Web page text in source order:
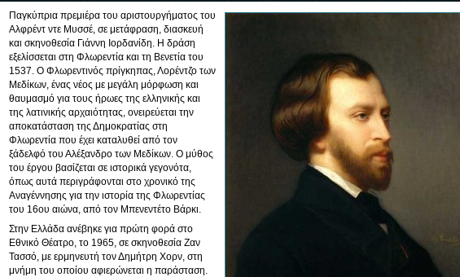
Παγκύπρια πρεμιέρα του αριστουργήματος του
Αλφρέντ ντε Μυσσέ, σε μετάφραση, διασκευή
και σκηνοθεσία Γιάννη Ιορδανίδη. Η δράση
εξελίσσεται στη Φλωρεντία και τη Βενετία του
1537. Ο Φλωρεντινός πρίγκηπας, Λορέντζο των
Μεδίκων, ένας νέος με μεγάλη μόρφωση και
θαυμασμό για τους ήρωες της ελληνικής και
της λατινικής αρχαιότητας, ονειρεύεται την
αποκατάσταση της Δημοκρατίας στη
Φλωρεντία που έχει καταλυθεί από τον
ξάδελφό του Αλέξανδρο των Μεδίκων. Ο μύθος
του έργου βασίζεται σε ιστορικά γεγονότα,
όπως αυτά περιγράφονται στο χρονικό της
Αναγέννησης για την ιστορία της Φλωρεντίας
του 16ου αιώνα, από τον Μπενεντέτο Βάρκι.
Στην Ελλάδα ανέβηκε για πρώτη φορά στο
Εθνικό Θέατρο, το 1965, σε σκηνοθεσία Ζαν
Τασσό, με ερμηνευτή τον Δημήτρη Χορν, στη
μνήμη του οποίου αφιερώνεται η παράσταση.